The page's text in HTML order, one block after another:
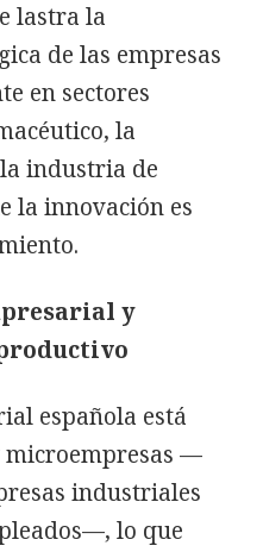
lastra la
de las empresas
en sectores
la
industria de
la innovación es
y
española está
microempresas —
industriales
lo que